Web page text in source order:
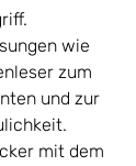
wie
zum
und zur
mit dem